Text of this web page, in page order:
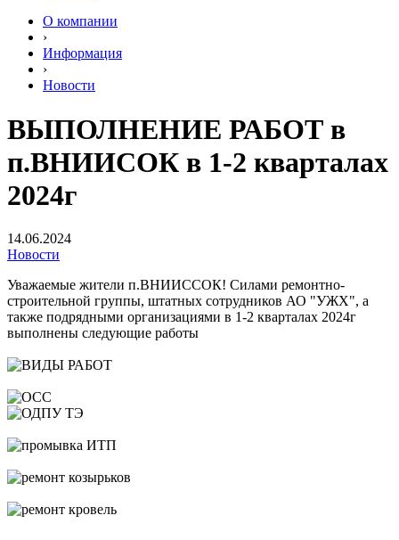
О компании
›
Информация
›
Новости
ВЫПОЛНЕНИЕ РАБОТ в
п.ВНИИСОК в 1-2 кварталах
2024г
14.06.2024
Новости
Уважаемые жители п.ВНИИССОК! Силами ремонтно-
строительной группы, штатных сотрудников АО "УЖХ", а
также подрядными организациями в 1-2 кварталах 2024г
выполнены следующие работы